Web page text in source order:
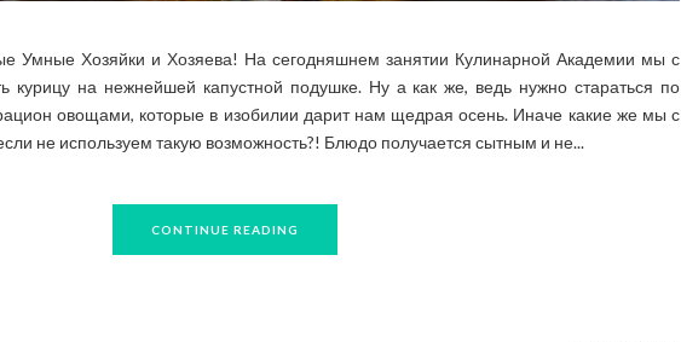
Умные Хозяйки и Хозяева! На сегодняшнем занятии Кулинарной Академии мы с
курицу на нежнейшей капустной подушке. Ну а как же, ведь нужно стараться по
овощами, которые в изобилии дарит нам щедрая осень. Иначе какие же мы с
не используем такую возможность?! Блюдо получается сытным и не...
CONTINUE READING